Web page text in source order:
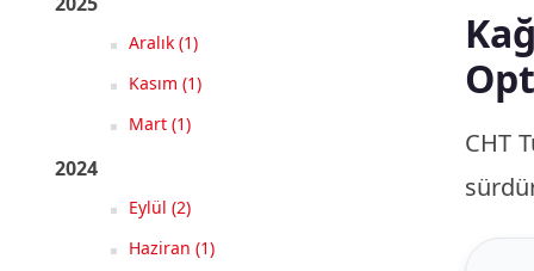
Aralık (1)
Kasım (1)
Mart (1)
2024
Eylül (2)
Haziran (1)
CHT